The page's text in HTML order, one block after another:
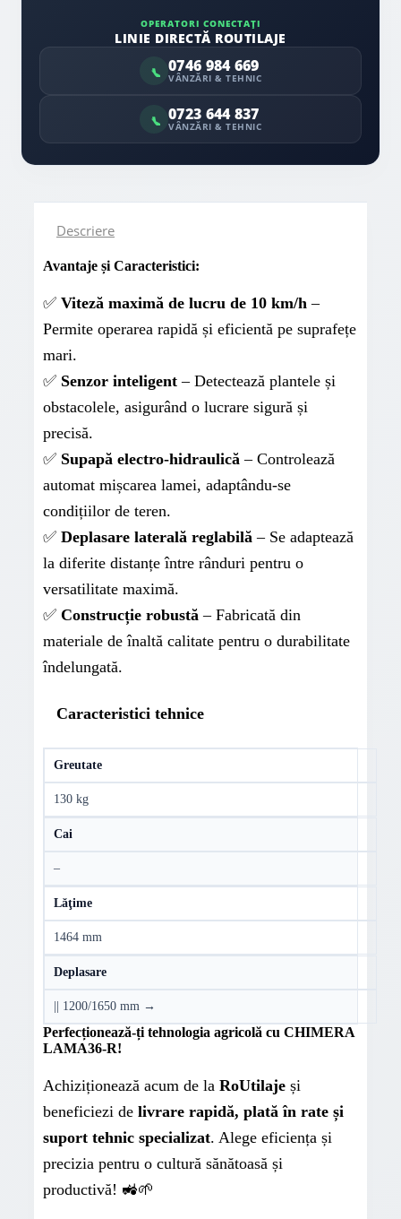
OPERATORI CONECTAȚI
LINIE DIRECTĂ ROUTILAJE
0746 984 669
VÂNZĂRI & TEHNIC
0723 644 837
VÂNZĂRI & TEHNIC
Descriere
Avantaje și Caracteristici:
✅ Viteză maximă de lucru de 10 km/h –
Permite operarea rapidă și eficientă pe suprafețe
mari.
✅ Senzor inteligent – Detectează plantele și
obstacolele, asigurând o lucrare sigură și
precisă.
✅ Supapă electro-hidraulică – Controlează
automat mișcarea lamei, adaptându-se
condițiilor de teren.
✅ Deplasare laterală reglabilă – Se adaptează
la diferite distanțe între rânduri pentru o
versatilitate maximă.
✅ Construcție robustă – Fabricată din
materiale de înaltă calitate pentru o durabilitate
îndelungată.
Caracteristici tehnice
Greutate
130 kg
Cai
–
Lăţime
1464 mm
Deplasare
|| 1200/1650 mm →
Perfecționează-ți tehnologia agricolă cu CHIMERA
LAMA36-R!
Achiziționează acum de la RoUtilaje și
beneficiezi de livrare rapidă, plată în rate și
suport tehnic specializat. Alege eficiența și
precizia pentru o cultură sănătoasă și
productivă! 🚜🌱